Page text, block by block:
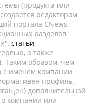
(продукта или
редактором
портала CNews.
разделов
статьи,
а также
Таким образом, чем
с именем компании
профиль.
дополнительной
компании или